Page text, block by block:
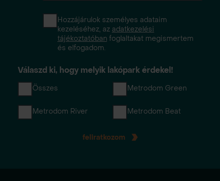
Hozzájárulok személyes adataim
kezeléséhez, az adatkezelési
tájékoztatóbanfoglaltakat megismertem
és elfogadom.
Válaszd ki, hogy melyik lakópark érdekel!
Összes Metrodom Green
Metrodom River Metrodom Beat
feliratkozom